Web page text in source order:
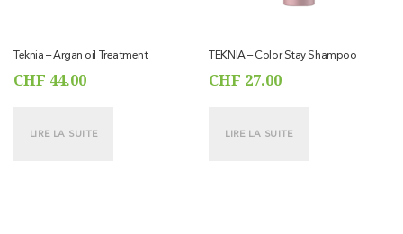
Teknia – Argan oil Treatment
CHF 44.00
LIRE LA SUITE
TEKNIA – Color Stay Shampoo
CHF 27.00
LIRE LA SUITE